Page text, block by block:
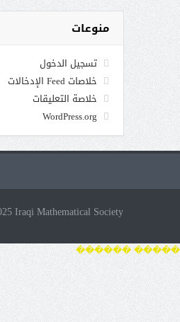
منوعات
تسجيل الدخول
خلاصات Feed الإدخالات
خلاصة التعليقات
WordPress.org
Iraqi Mathematical Society
����� ������